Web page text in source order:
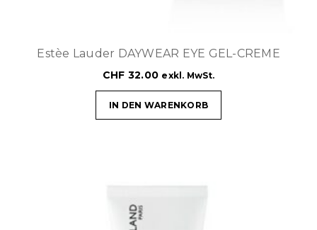
Estèe Lauder DAYWEAR EYE GEL-CREME
CHF 32.00 exkl. MwSt.
IN DEN WARENKORB